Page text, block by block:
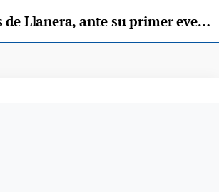
Los autónomos de Llanera, ante su primer evento "networking"